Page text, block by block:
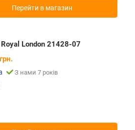
Перейти в магазин
London 21428-07
грн.
З нами 7 років